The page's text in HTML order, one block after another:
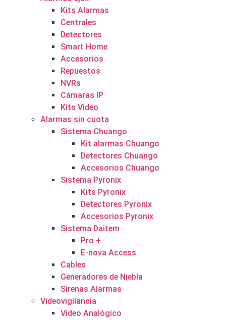
Kits Alarmas
Centrales
Detectores
Smart Home
Accesorios
Repuestos
NVRs
Cámaras IP
Kits Video
Alarmas sin cuota
Sistema Chuango
Kit alarmas Chuango
Detectores Chuango
Accesorios Chuango
Sistema Pyronix
Kits Pyronix
Detectores Pyronix
Accesorios Pyronix
Sistema Daitem
Pro +
E-nova Access
Cables
Generadores de Niebla
Sirenas Alarmas
Videovigilancia
Video Analógico